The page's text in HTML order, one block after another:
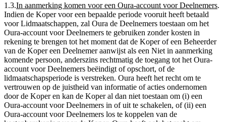
1.3.In aanmerking komen voor een Oura-account voor Deelnemers.
Indien de Koper voor een bepaalde periode vooruit heeft betaald
voor Lidmaatschappen, zal Oura de Deelnemers toestaan om het
Oura-account voor Deelnemers te gebruiken zonder kosten in
rekening te brengen tot het moment dat de Koper of een Beheerder
van de Koper een Deelnemer aanwijst als een Niet in aanmerking
komende persoon, anderszins rechtmatig de toegang tot het Oura-
account voor Deelnemers beëindigt of opschort, of de
lidmaatschapsperiode is verstreken. Oura heeft het recht om te
vertrouwen op de juistheid van informatie of acties ondernomen
door de Koper en kan de Koper al dan niet toestaan om (i) een
Oura-account voor Deelnemers in of uit te schakelen, of (ii) een
Oura-account voor Deelnemers los te koppelen van de